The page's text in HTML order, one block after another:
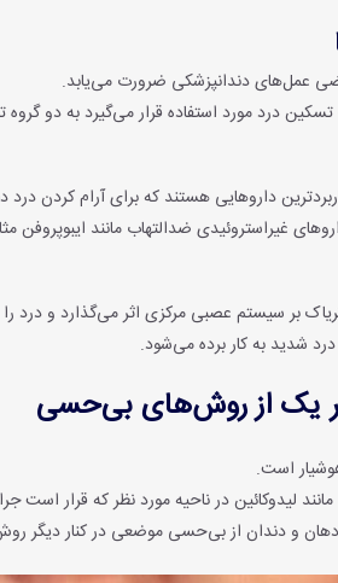
عمل‌های دندانپزشکی ضرورت می‌یابد.
درد مورد استفاده قرار می‌گیرد به دو
داروهایی هستند که برای آرام کردن
غیراستروئیدی ضدالتهاب مانند ایبوپروفن
بر سیستم عصبی مرکزی اثر می‌گذارد و درد
شدید به کار برده می‌شود.
هر یک از روش‌های بی‌حسی
است.
لیدوکائین در ناحیه مورد نظر که قرار است
و دندان از بی‌حسی موضعی در کنار دیگر